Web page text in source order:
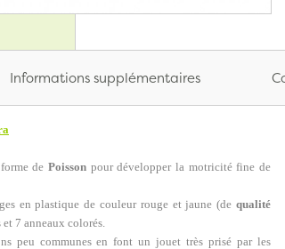
Informations supplémentaires
de Poisson pour développer la motricité fine de
en plastique de couleur rouge et jaune (de qualité
7 anneaux colorés.
peu communes en font un jouet très prisé par les